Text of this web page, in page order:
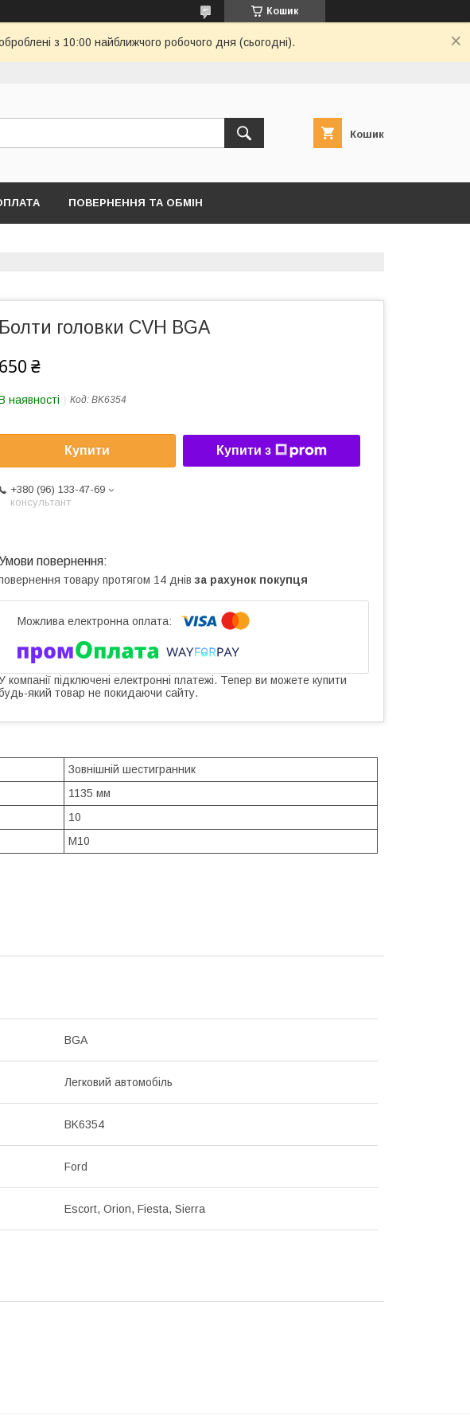
Кошик
з 10:00 найближчого робочого дня (сьогодні).
Кошик
ПОВЕРНЕННЯ ТА ОБМІН
Болти головки CVH BGA
650 ₴
наявності Код: BK6354
Купити Купити з
+380 (96) 133-47-69
консультант
товару протягом 14 днів за рахунок покупця
компанії підключені електронні платежі. Тепер ви можете купити
який товар не покидаючи сайту.
Зовнішній шестигранник
1135 мм
10
M10
BGA
Легковий автомобіль
BK6354
Ford
Escort, Orion, Fiesta, Sierra